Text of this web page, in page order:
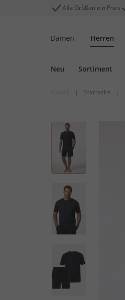
Alle Größen ein Preis
Damen Herren
Neu Sortiment
| Startseite |